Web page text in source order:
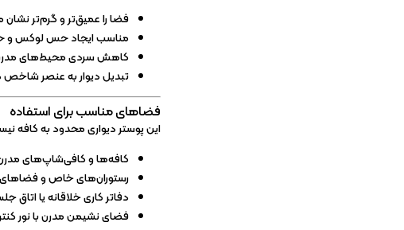
فضا را عمیق‌تر و گرم‌تر
مناسب ایجاد حس لوکس و
کاهش سردی محیط‌های
تبدیل دیوار به عنصر شاخص
فضاهای مناسب برای استفاده
این پوستر دیواری محدود به کافه
کافه‌ها و کافی‌شاپ‌های
رستوران‌های خاص و
دفاتر کاری خلاقانه یا اتاق
فضای نشیمن مدرن با نور